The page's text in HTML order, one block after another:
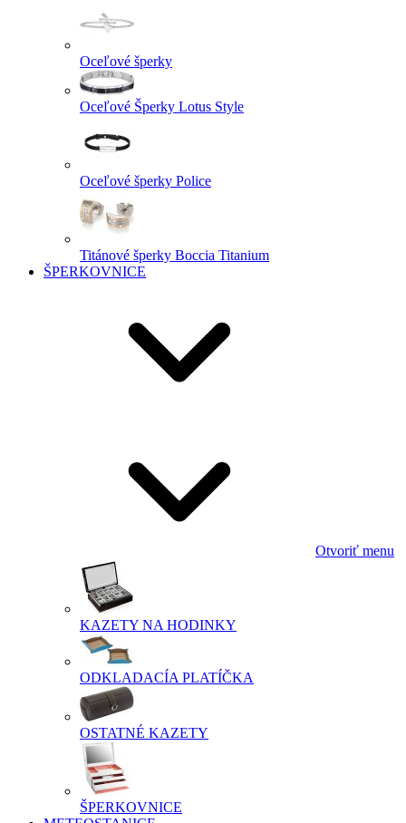
Oceľové šperky
Oceľové Šperky Lotus Style
Oceľové šperky Police
Titánové šperky Boccia Titanium
ŠPERKOVNICE
Otvoriť menu
KAZETY NA HODINKY
ODKLADACÍA PLATÍČKA
OSTATNÉ KAZETY
ŠPERKOVNICE